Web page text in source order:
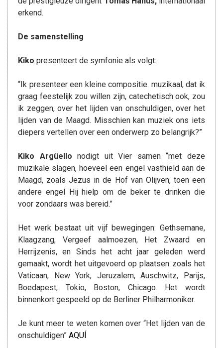
erkend.
De samenstelling
Kiko presenteert de symfonie als volgt:
“Ik presenteer een kleine compositie. muzikaal, dat ik
graag feestelijk zou willen zijn, catechetisch ook, zou
ik zeggen, over het lijden van onschuldigen, over het
lijden van de Maagd. Misschien kan muziek ons iets
diepers vertellen over een onderwerp zo belangrijk?”
Kiko Argüello nodigt uit Vier samen “met deze
muzikale slagen, hoeveel een engel vasthield aan de
Maagd, zoals Jezus in de Hof van Olijven, toen een
andere engel Hij hielp om de beker te drinken die
voor zondaars was bereid.”
Het werk bestaat uit vijf bewegingen: Gethsemane,
Klaagzang, Vergeef aalmoezen, Het Zwaard en
Herrijzenis, en Sinds het acht jaar geleden werd
gemaakt, wordt het uitgevoerd op plaatsen zoals het
Vaticaan, New York, Jeruzalem, Auschwitz, Parijs,
Boedapest, Tokio, Boston, Chicago. Het wordt
binnenkort gespeeld op de Berliner Philharmoniker.
Je kunt meer te weten komen over “Het lijden van de
onschuldigen” AQUÍ